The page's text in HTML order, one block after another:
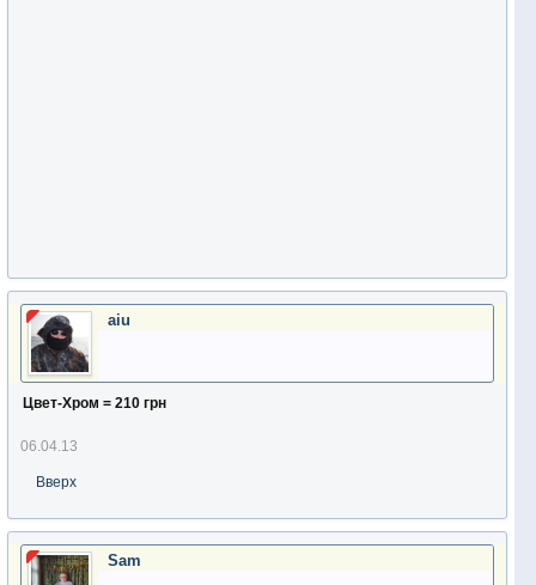
aiu
Цвет-Хром = 210 грн
06.04.13
Вверх
Sam